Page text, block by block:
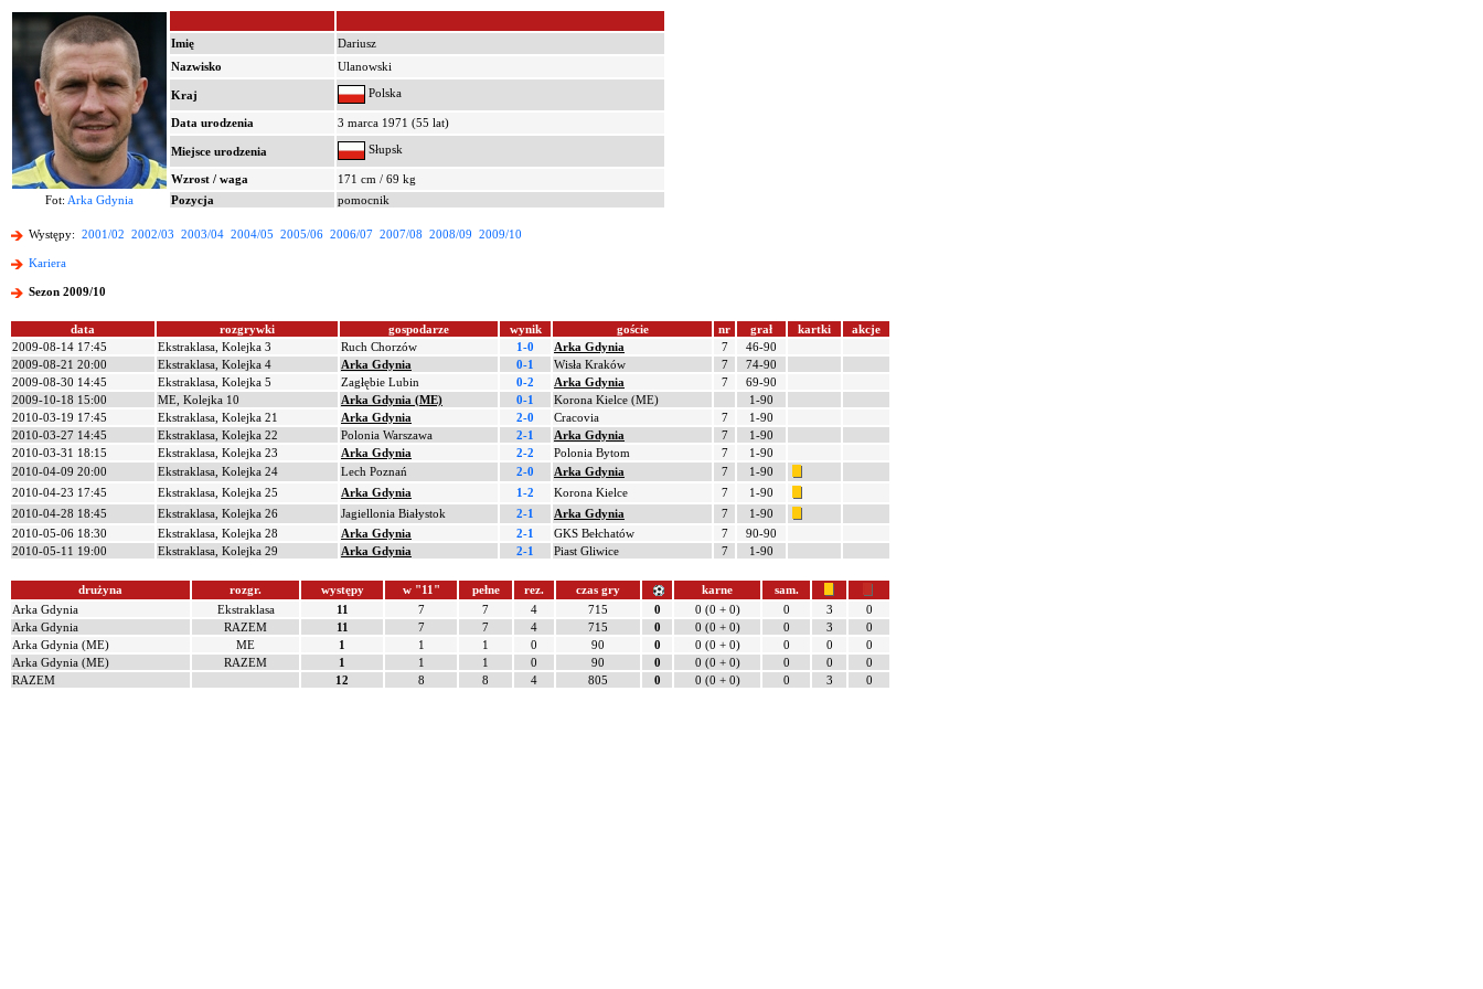
Imię
Dariusz
Nazwisko
Ulanowski
Kraj Polska
Data urodzenia 3 marca 1971 (55 lat)
Miejsce urodzenia Słupsk
Wzrost / waga
171 cm / 69 kg
Fot: Arka Gdynia Pozycja pomocnik
Występy: 2001/02 2002/03 2003/04 2004/05 2005/06 2006/07 2007/08 2008/09 2009/10
Kariera
Sezon 2009/10
data rozgrywki gospodarze wynik goście nr grał kartki
akcje
2009-08-14 17:45
Ekstraklasa, Kolejka 3 Ruch Chorzów 1-0 Arka Gdynia 7
46-90
2009-08-21 20:00
Ekstraklasa, Kolejka 4 Arka Gdynia 0-1 Wisła Kraków 7
74-90
2009-08-30 14:45
Ekstraklasa, Kolejka 5 Zagłębie Lubin 0-2 Arka Gdynia 7
69-90
2009-10-18 15:00
ME, Kolejka 10 Arka Gdynia (ME) 0-1 Korona Kielce (ME)
1-90
2010-03-19 17:45
Ekstraklasa, Kolejka 21 Arka Gdynia 2-0 Cracovia 7
1-90
2010-03-27 14:45
Ekstraklasa, Kolejka 22 Polonia Warszawa 2-1 Arka Gdynia 7
1-90
2010-03-31 18:15
Ekstraklasa, Kolejka 23 Arka Gdynia 2-2 Polonia Bytom 7
1-90
2010-04-09 20:00
Ekstraklasa, Kolejka 24 Lech Poznań 2-0 Arka Gdynia 7
1-90
2010-04-23 17:45
Ekstraklasa, Kolejka 25 Arka Gdynia 1-2 Korona Kielce 7
1-90
2010-04-28 18:45
Ekstraklasa, Kolejka 26 Jagiellonia Białystok 2-1 Arka Gdynia 7
1-90
2010-05-06 18:30
Ekstraklasa, Kolejka 28 Arka Gdynia 2-1 GKS Bełchatów 7
90-90
2010-05-11 19:00
Ekstraklasa, Kolejka 29 Arka Gdynia 2-1 Piast Gliwice 7 1-90
drużyna rozgr. występy w "11" pełne rez. czas gry karne
sam.
Arka Gdynia
Ekstraklasa 11 7 7 4 715 0 0 (0 + 0) 0 3
0
Arka Gdynia
RAZEM 11 7 7 4 715 0 0 (0 + 0) 0 3
0
Arka Gdynia (ME)
ME 1 1 1 0 90 0 0 (0 + 0) 0 0
0
Arka Gdynia (ME)
RAZEM 1 1 1 0 90 0 0 (0 + 0) 0 0
0
RAZEM
12 8 8 4 805 0 0 (0 + 0) 0 3 0